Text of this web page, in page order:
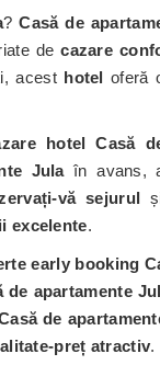
?Casă de
decazare
acest hotel oferă
hotel Casă
Julaîn avans,
vă sejurul
excelente.
early booking
de apartamente
de
preț atractiv.